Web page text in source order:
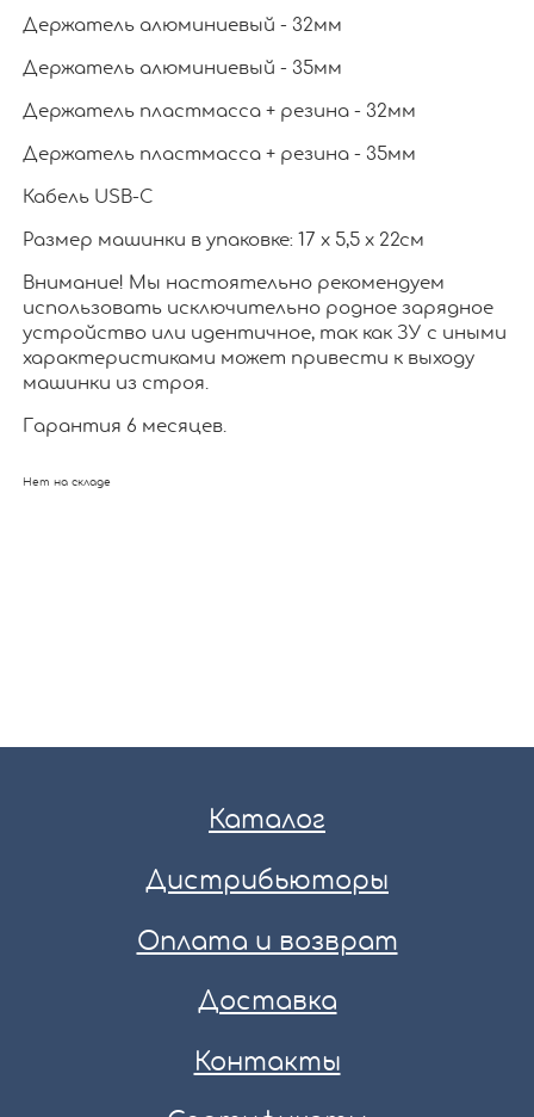
Держатель алюминиевый - 32мм
Держатель алюминиевый - 35мм
Держатель пластмасса + резина - 32мм
Держатель пластмасса + резина - 35мм
Кабель USB-C
Размер машинки в упаковке: 17 х 5,5 х 22см
Внимание! Мы настоятельно рекомендуем
использовать исключительно родное зарядное
устройство или идентичное, так как ЗУ с иными
характеристиками может привести к выходу
машинки из строя.
Гарантия 6 месяцев.
Нет на складе
Каталог
Дистрибьюторы
Оплата и возврат
Доставка
Контакты